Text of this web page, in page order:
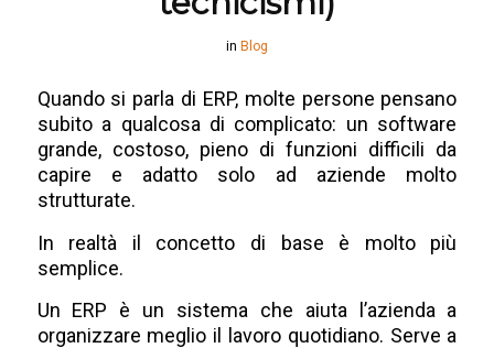
in Blog
Quando si parla di ERP, molte persone pensano
subito a qualcosa di complicato: un software
grande, costoso, pieno di funzioni difficili da
capire e adatto solo ad aziende molto
strutturate.
In realtà il concetto di base è molto più
semplice.
Un ERP è un sistema che aiuta l’azienda a
organizzare meglio il lavoro quotidiano. Serve a